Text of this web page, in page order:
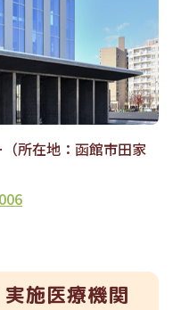
所在地：函館市田家
施医療機関